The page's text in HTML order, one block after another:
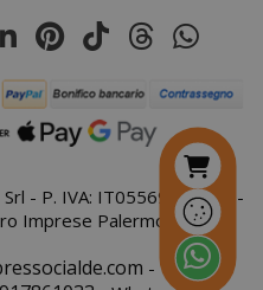
- P. IVA: IT05569410821 -
Imprese Palermo
- Tel:
Adobe Inc.